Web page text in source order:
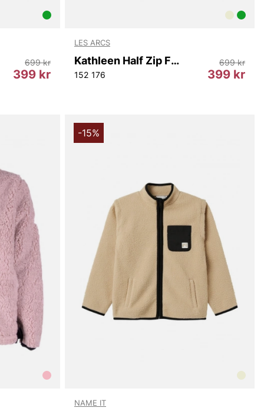
399 kr
699 kr
LES ARCS
Kathleen Half Zip Fleece - Youth/Girl
152 176 399 kr
699 kr
-15%
NAME IT